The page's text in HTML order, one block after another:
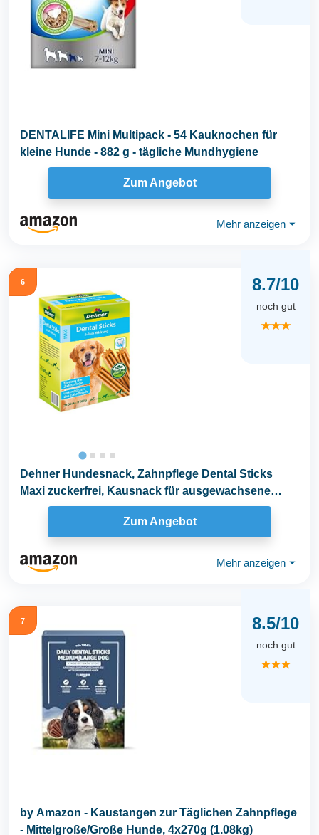
DENTALIFE Mini Multipack - 54 Kauknochen für
kleine Hunde - 882 g - tägliche Mundhygiene
Zum Angebot
Mehr anzeigen ⏷
6 8.7/10
noch gut
★★★
Dehner Hundesnack, Zahnpflege Dental Sticks
Maxi zuckerfrei, Kausnack für ausgewachsene
Hunde ab...
Zum Angebot
Mehr anzeigen ⏷
7 8.5/10
noch gut
★★★
by Amazon - Kaustangen zur Täglichen Zahnpflege
- Mittelgroße/Große Hunde, 4x270g (1.08kg)